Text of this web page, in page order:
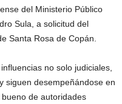
del Ministerio Público
Sula, a solicitud del
Santa Rosa de Copán.
no solo judiciales,
siguen desempeñándose en
de autoridades